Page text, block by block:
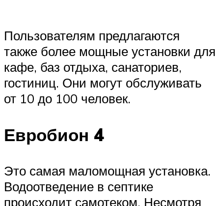
Пользователям предлагаются
также более мощные установки для
кафе, баз отдыха, санаториев,
гостиниц. Они могут обслуживать
от 10 до 100 человек.
Евробион 4
Это самая маломощная установка.
Водоотведение в септике
происходит самотеком. Несмотря